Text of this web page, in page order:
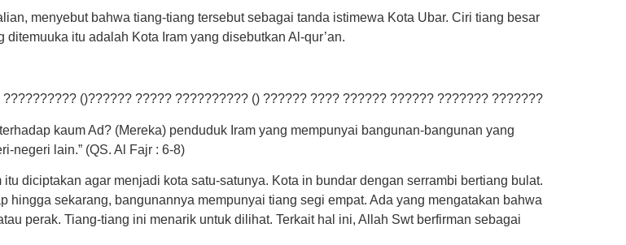
menyebut bahwa tiang-tiang tersebut sebagai tanda istimewa Kota Ubar. Ciri tiang besar
itu adalah Kota Iram yang disebutkan Al-qur’an.
()?????? ????? ?????????? () ?????? ???? ?????? ?????? ??????? ???????
kaum Ad? (Mereka) penduduk Iram yang mempunyai bangunan-bangunan yang
negeri lain.” (QS. Al Fajr : 6-8)
diciptakan agar menjadi kota satu-satunya. Kota in bundar dengan serrambi bertiang bulat.
hingga sekarang, bangunannya mempunyai tiang segi empat. Ada yang mengatakan bahwa
perak. Tiang-tiang ini menarik untuk dilihat. Terkait hal ini, Allah Swt berfirman sebagai